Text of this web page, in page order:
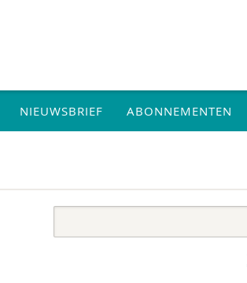
NIEUWSBRIEF ABONNEMENTEN